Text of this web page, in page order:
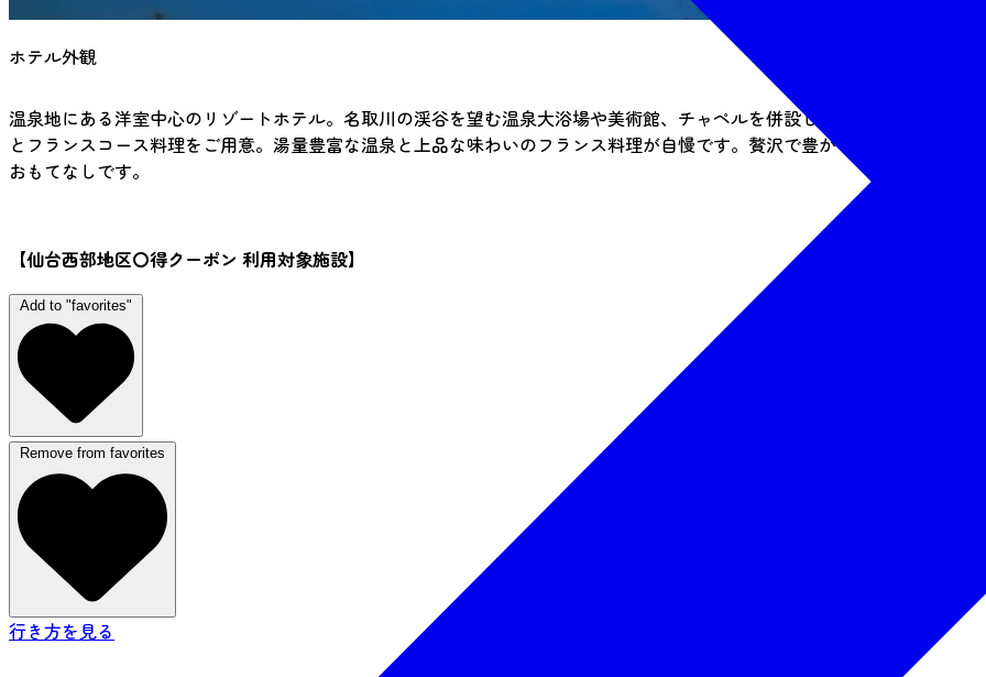
ホテル外観
温泉地にある洋室中心のリゾートホテル。名取川の渓谷を望む温泉大浴場や美術館、チャペルを併設しています。食事は旬
とフランスコース料理をご用意。湯量豊富な温泉と上品な味わいのフランス料理が自慢です。贅沢で豊かな時間を味わって
おもてなしです。
【仙台西部地区〇得クーポン 利用対象施設】
Add to "favorites"
Remove from favorites
行き方を見る